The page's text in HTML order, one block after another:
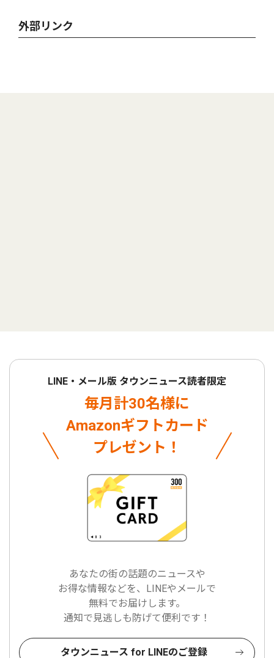
外部リンク
LINE・メール版 タウンニュース読者限定
毎月計30名様に
Amazonギフトカード
プレゼント！
あなたの街の話題のニュースや
お得な情報などを、LINEやメールで
無料でお届けします。
通知で見逃しも防げて便利です！
タウンニュース for LINEのご登録